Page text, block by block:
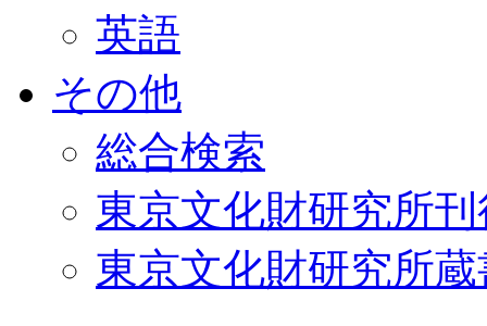
英語
その他
総合検索
東京文化財研究所
東京文化財研究所